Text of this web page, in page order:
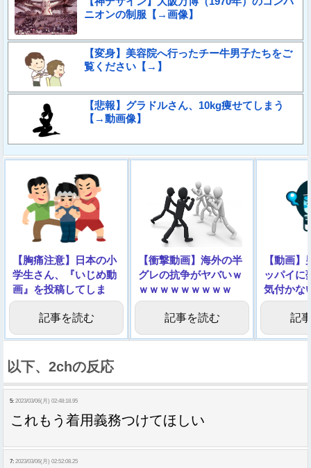
ニオンの制服【→画像】
【変身】美容院へ行ったチー牛男子たちをご
覧ください【→】
【悲報】グラドルさん、10kg痩せてしまう
【→動画像】
【胸痛注意】日本の小
学生さん、『いじめ動
画』を投稿してしま
う……
記事を読む
【衝撃動画】海外の半
グレの抗争がヤバいｗ
ｗｗｗｗｗｗｗｗｗ
記事を読む
【動画
ッパイに
気付かな
記
以下、2chの反応
5: 2023/03/06(月) 02:48:18.95
これもう着用義務つけてほしい
7: 2023/03/06(月) 02:52:08.25